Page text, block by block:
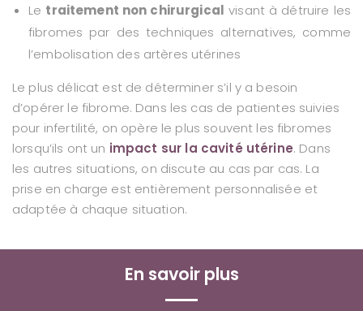
Le traitement non chirurgical visant à détruire les
fibromes par des techniques alternatives, comme
l’embolisation des artères utérines
Le plus délicat est de déterminer s’il y a besoin
d’opérer le fibrome. Dans les cas de patientes suivies
pour infertilité, on opère le plus souvent les fibromes
lorsqu’ils ont un impact sur la cavité utérine. Dans
les autres situations, on discute au cas par cas. La
prise en charge est entièrement personnalisée et
adaptée à chaque situation.
En savoir plus